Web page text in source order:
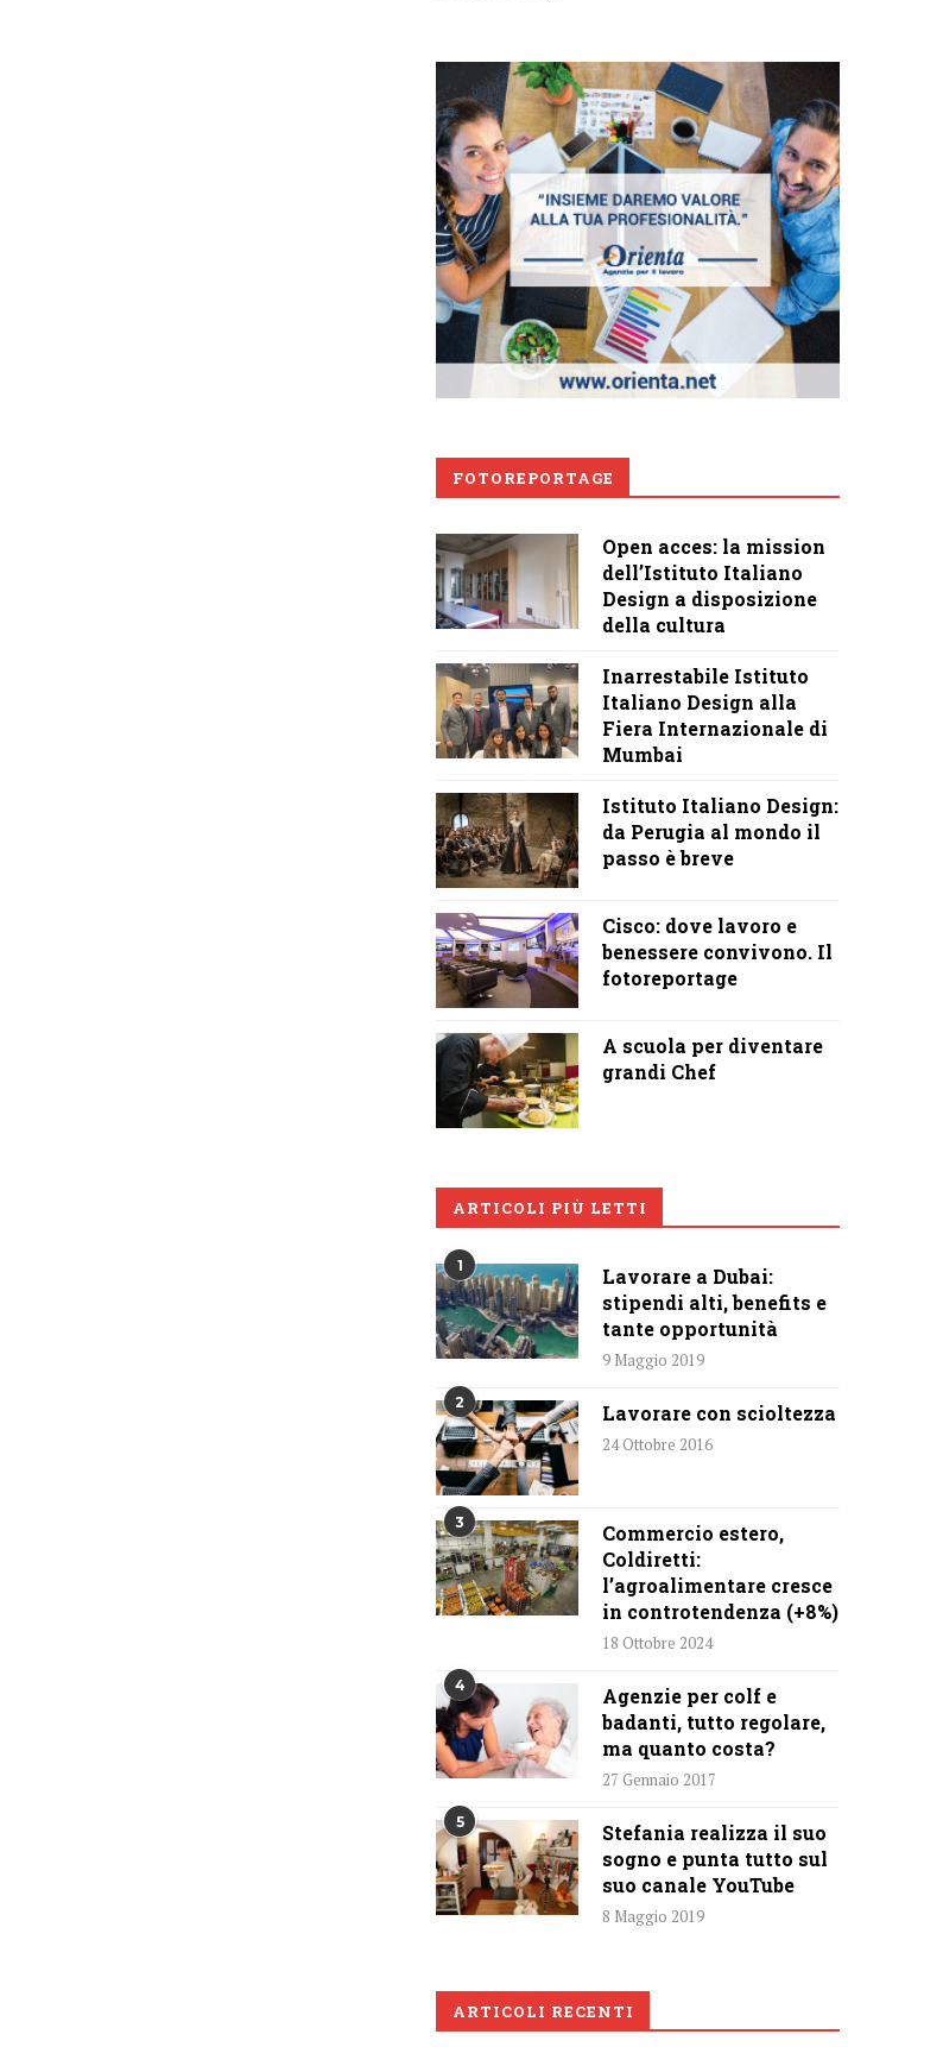
FOTOREPORTAGE
Open acces: la mission
dell’Istituto Italiano
Design a disposizione
della cultura
Inarrestabile Istituto
Italiano Design alla
Fiera Internazionale di
Mumbai
Istituto Italiano Design:
da Perugia al mondo il
passo è breve
Cisco: dove lavoro e
benessere convivono. Il
fotoreportage
A scuola per diventare
grandi Chef
ARTICOLI PIÙ LETTI
1
Lavorare a Dubai:
stipendi alti, benefits e
tante opportunità
9 Maggio 2019
2 Lavorare con scioltezza
24 Ottobre 2016
3
Commercio estero,
Coldiretti:
l’agroalimentare cresce
in controtendenza (+8%)
18 Ottobre 2024
4
Agenzie per colf e
badanti, tutto regolare,
ma quanto costa?
27 Gennaio 2017
5
Stefania realizza il suo
sogno e punta tutto sul
suo canale YouTube
8 Maggio 2019
ARTICOLI RECENTI